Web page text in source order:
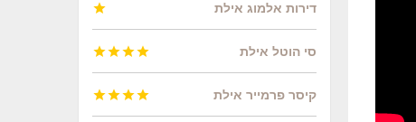
דירות אלמוג אילת 
סי הוטל אילת 



קיסר פרמייר אילת 


